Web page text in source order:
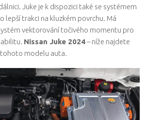
Juke je k dispozici také se systémem
lepší trakci na kluzkém povrchu. Má
vektorování točivého momentu pro
Nissan Juke 2024– níže najdete
modelu auta.